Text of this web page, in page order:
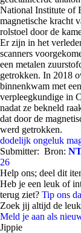
National Institute of
magnetische kracht
rolstoel door de
Er zijn in het
scanners
een metalen
getrokken. In 2018
binnenkwam met
verpleegkundige in
nadat ze bekneld
dat door de
werd getrokken.
dodelijk ongeluk
Submitter: Bron:
26
Help ons; deel dit
Heb je een leuk of
terug ziet? Tip ons
Zoek jij altijd de
Meld je aan als
Jippie